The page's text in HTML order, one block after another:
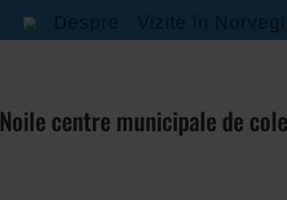
Despre Vizite în
Noile centre municipale de